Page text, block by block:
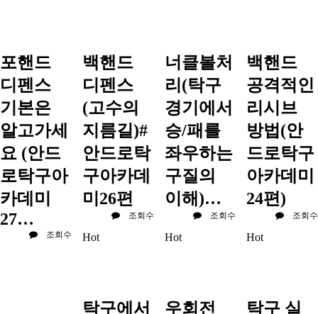
포핸드
디펜스
기본은
알고가세
요 (안드
로탁구아
카데미
27…
조회수
백핸드
디펜스
(고수의
지름길)#
안드로탁
구아카데
미26편
조회수
너클볼처
리(탁구
경기에서
승/패를
좌우하는
구질의
이해)…
조회수
백핸드
공격적인
리시브
방법(안
드로탁구
아카데미
24편)
조회수
Hot
탁구에서
Hot
우회전
Hot
탁구 실